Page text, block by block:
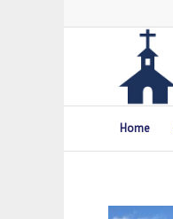
Home